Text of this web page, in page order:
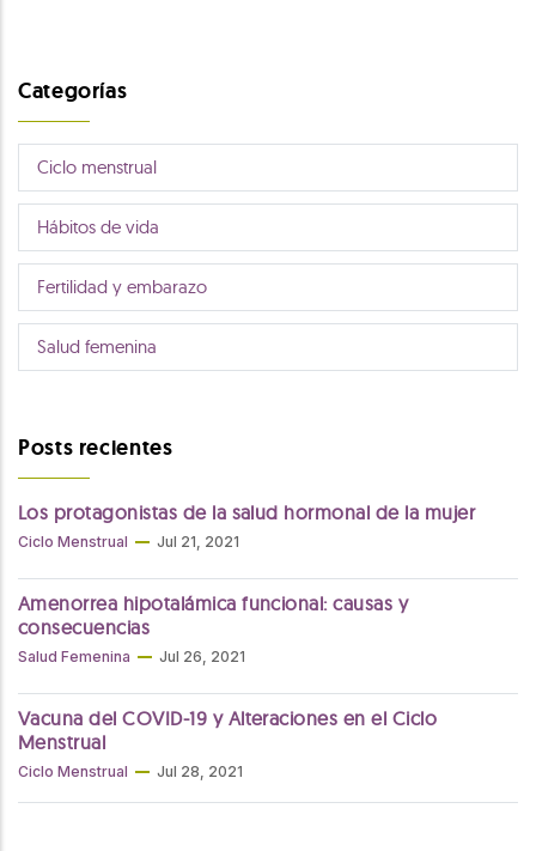
Categorías
Ciclo menstrual
Hábitos de vida
Fertilidad y embarazo
Salud femenina
Posts recientes
Los protagonistas de la salud hormonal de la mujer
Ciclo Menstrual Jul 21, 2021
Amenorrea hipotalámica funcional: causas y
consecuencias
Salud Femenina Jul 26, 2021
Vacuna del COVID-19 y Alteraciones en el Ciclo
Menstrual
Ciclo Menstrual Jul 28, 2021